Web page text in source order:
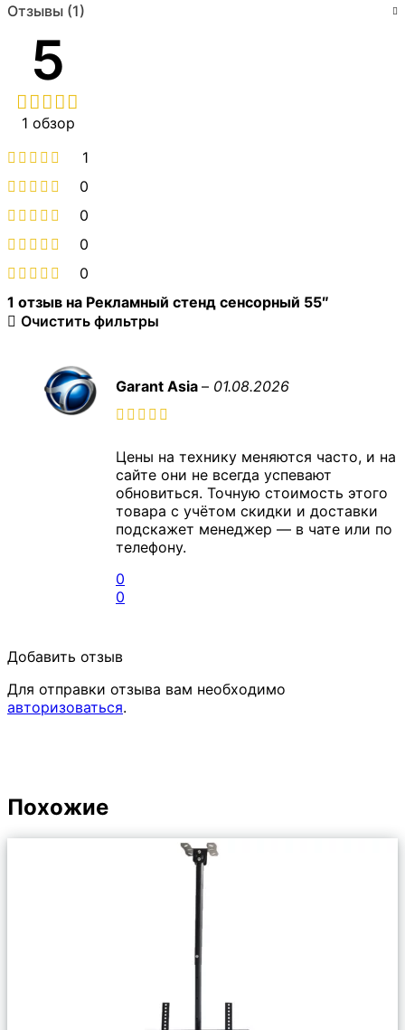
Отзывы (1)
5
1 обзор
1
0
0
0
0
1 отзыв на Рекламный стенд сенсорный 55″
Очистить фильтры
Garant Asia – 01.08.2026
Цены на технику меняются часто, и на
сайте они не всегда успевают
обновиться. Точную стоимость этого
товара с учётом скидки и доставки
подскажет менеджер — в чате или по
телефону.
0
0
Добавить отзыв
Для отправки отзыва вам необходимо
авторизоваться.
Похожие